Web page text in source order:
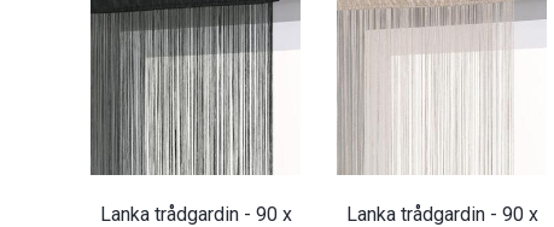
Lanka trådgardin - 90 x
Lanka trådgardin - 90 x